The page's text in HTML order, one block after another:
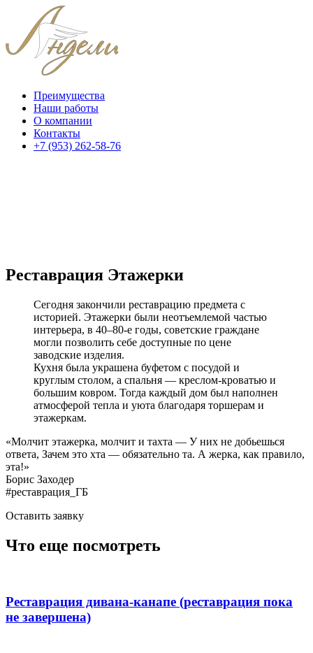
Преимущества
Наши работы
О компании
Контакты
+7 (953) 262-58-76
Реставрация Этажерки
Сегодня закончили реставрацию предмета с
историей. Этажерки были неотъемлемой частью
интерьера, в 40–80-е годы, советские граждане
могли позволить себе доступные по цене
заводские изделия.
Кухня была украшена буфетом с посудой и
круглым столом, а спальня — креслом-кроватью и
большим ковром. Тогда каждый дом был наполнен
атмосферой тепла и уюта благодаря торшерам и
этажеркам.
«Молчит этажерка, молчит и тахта — У них не добьешься
ответа, Зачем это хта — обязательно та. А жерка, как правило,
эта!»
Борис Заходер
#реставрация_ГБ
Оставить заявку
Что еще посмотреть
Реставрация дивана-канапе (реставрация пока
не завершена)